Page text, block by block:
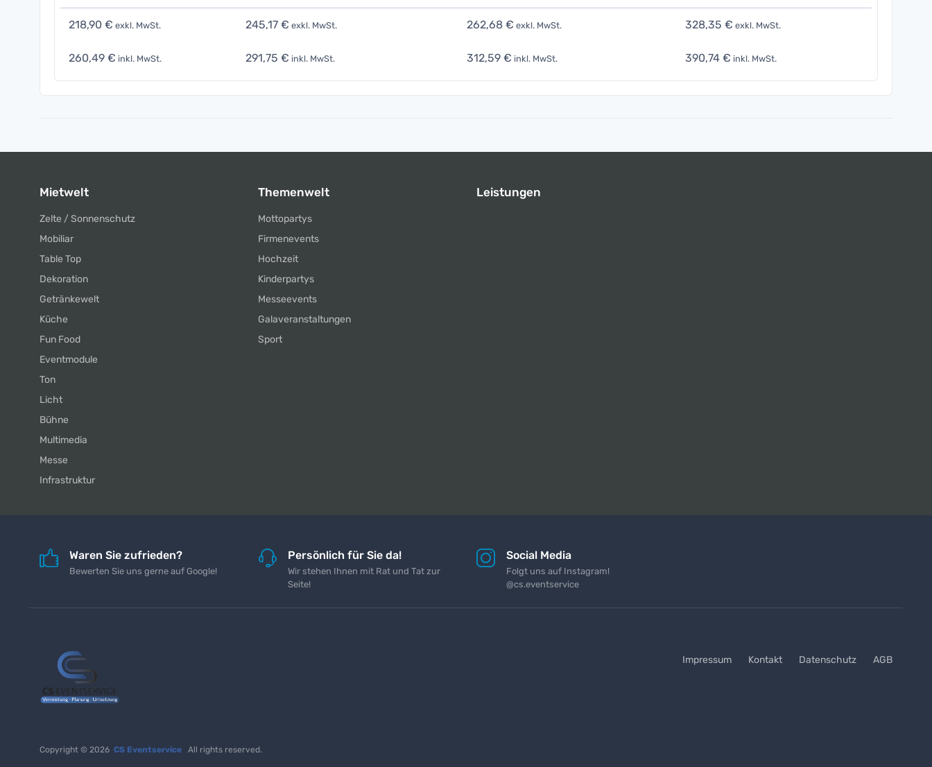
218,90 € exkl. MwSt. 245,17 € exkl. MwSt. 262,68 € exkl. MwSt. 328,35 € exkl. MwSt.
260,49 € inkl. MwSt. 291,75 € inkl. MwSt. 312,59 € inkl. MwSt. 390,74 € inkl. MwSt.
Mietwelt
Zelte / Sonnenschutz
Mobiliar
Table Top
Dekoration
Getränkewelt
Küche
Fun Food
Eventmodule
Ton
Licht
Bühne
Multimedia
Messe
Infrastruktur
Themenwelt
Mottopartys
Firmenevents
Hochzeit
Kinderpartys
Messeevents
Galaveranstaltungen
Sport
Leistungen
Waren Sie zufrieden?
Bewerten Sie uns gerne auf Google!
Persönlich für Sie da!
Wir stehen Ihnen mit Rat und Tat zur
Seite!
Social Media
Folgt uns auf Instagram!
@cs.eventservice
Impressum Kontakt Datenschutz AGB
Copyright © 2026 CS Eventservice All rights reserved.